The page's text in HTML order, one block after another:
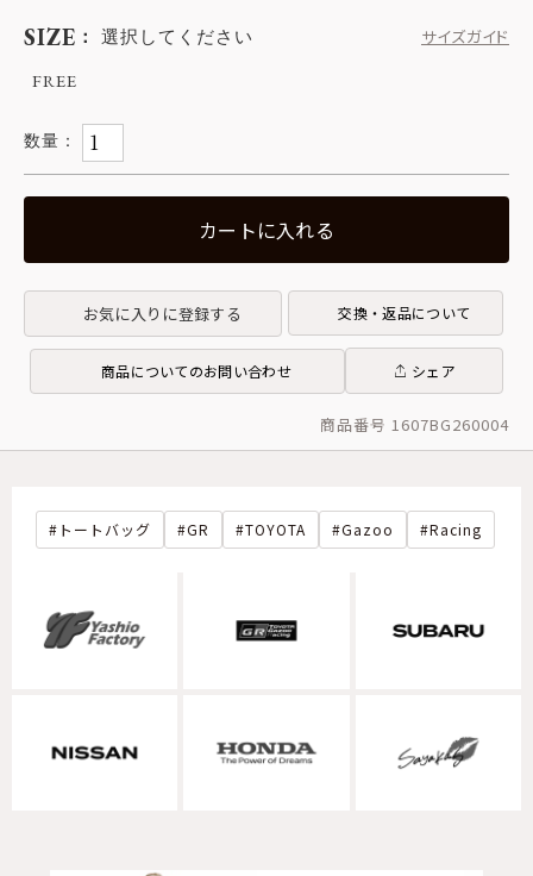
SIZE 選択してください
サイズガイド
FREE
カートに入れる
お気に入りに登録する 交換・返品について
商品についてのお問い合わせ シェア
商品番号 1607BG260004
トートバッグ GR TOYOTA Gazoo Racing